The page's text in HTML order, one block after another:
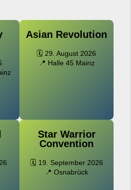
Asian Revolution
🗓️ 29. August 2026
📍 Halle 45 Mainz
Star Warrior
Convention
🗓️ 19. September 2026
📍 Osnabrück